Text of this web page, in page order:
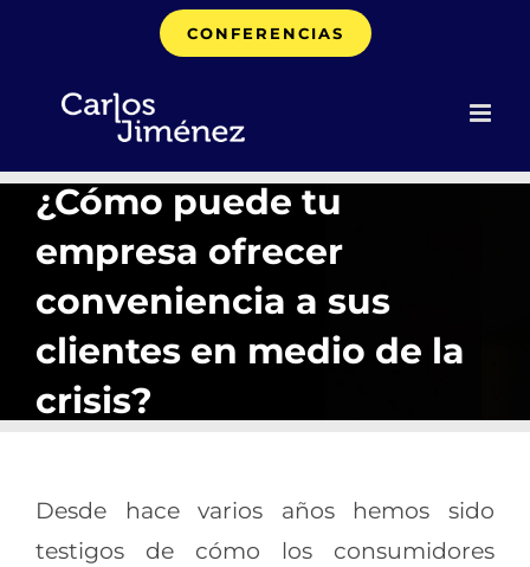
CONFERENCIAS
¿Cómo puede tu
empresa ofrecer
conveniencia a sus
clientes en medio de la
crisis?
Desde hace varios años hemos sido
testigos de cómo los consumidores